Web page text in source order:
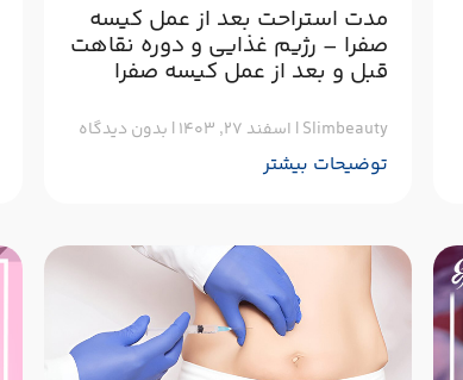
مدت استراحت بعد از عمل کیسه
صفرا – رژیم غذایی و دوره نقاهت
قبل و بعد از عمل کیسه صفرا
Slimbeauty اسفند ۲۷, ۱۴۰۳ بدون دیدگاه
توضیحات بیشتر